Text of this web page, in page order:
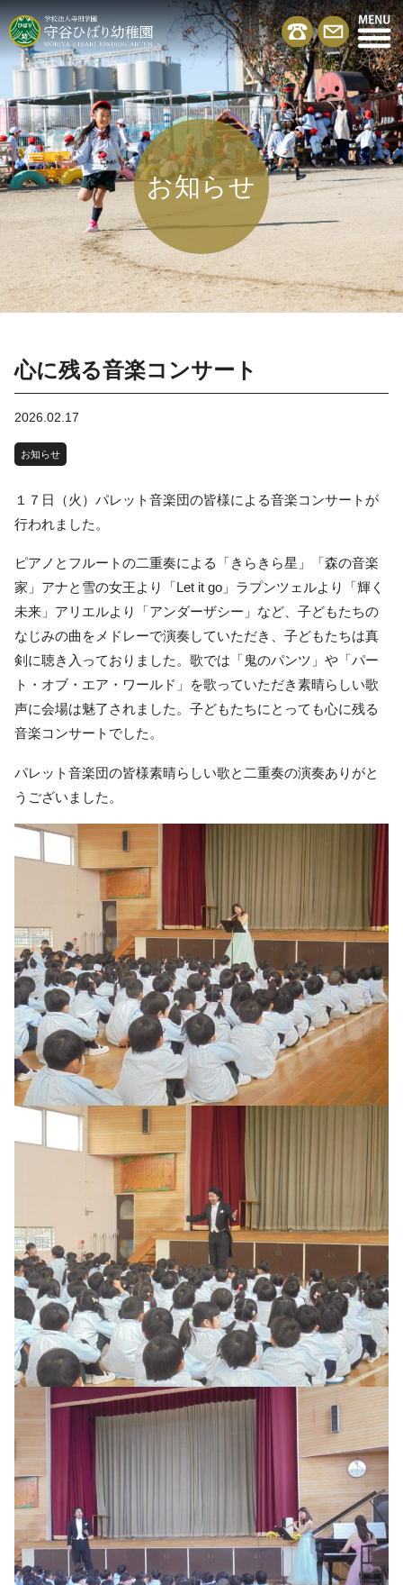
お知らせ
心に残る音楽コンサート
2026.02.17
お知らせ
１７日（火）パレット音楽団の皆様による音楽コンサートが
行われました。
ピアノとフルートの二重奏による「きらきら星」「森の音楽
家」アナと雪の女王より「Let it go」ラプンツェルより「輝く
未来」アリエルより「アンダーザシー」など、子どもたちの
なじみの曲をメドレーで演奏していただき、子どもたちは真
剣に聴き入っておりました。歌では「鬼のパンツ」や「パー
ト・オブ・エア・ワールド」を歌っていただき素晴らしい歌
声に会場は魅了されました。子どもたちにとっても心に残る
音楽コンサートでした。
パレット音楽団の皆様素晴らしい歌と二重奏の演奏ありがと
うございました。